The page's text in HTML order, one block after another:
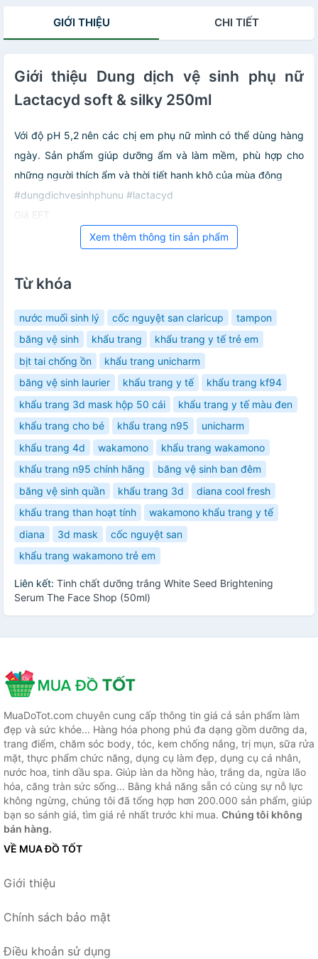
GIỚI THIỆU CHI TIẾT
Giới thiệu Dung dịch vệ sinh phụ nữ
Lactacyd soft & silky 250ml
Với độ pH 5,2 nên các chị em phụ nữ mình có thể dùng hàng
ngày. Sản phẩm giúp dưỡng ẩm và làm mềm, phù hợp cho
những người thích ẩm và thời tiết hanh khô của mùa đông
#dungdichvesinhphunu #lactacyd
Giá EFT
Xem thêm thông tin sản phẩm
Từ khóa
nước muối sinh lý cốc nguyệt san claricup
tampon
băng vệ sinh
khẩu trang
khẩu trang y tế trẻ em
bịt tai chống ồn
khẩu trang unicharm
băng vệ sinh laurier
khẩu trang y tế
khẩu trang kf94
khẩu trang 3d mask hộp 50 cái
khẩu trang y tế màu đen
khẩu trang cho bé
khẩu trang n95
unicharm
khẩu trang 4d
wakamono
khẩu trang wakamono
khẩu trang n95 chính hãng
băng vệ sinh ban đêm
băng vệ sinh quần
khẩu trang 3d
diana cool fresh
khẩu trang than hoạt tính
wakamono khẩu trang y tế
diana
3d mask
cốc nguyệt san
khẩu trang wakamono trẻ em
Liên kết: Tinh chất dưỡng trắng White Seed Brightening
Serum The Face Shop (50ml)
MuaDoTot.com chuyên cung cấp thông tin giá cả sản phẩm làm
đẹp và sức khỏe... Hàng hóa phong phú đa dạng gồm dưỡng da,
trang điểm, chăm sóc body, tóc, kem chống nắng, trị mụn, sữa rửa
mặt, thực phẩm chức năng, dụng cụ làm đẹp, dụng cụ cá nhân,
nước hoa, tinh dầu spa. Giúp làn da hồng hào, trắng da, ngừa lão
hóa, căng tràn sức sống... Bằng khả năng sẵn có cùng sự nỗ lực
không ngừng, chúng tôi đã tổng hợp hơn 200.000 sản phẩm, giúp
bạn so sánh giá, tìm giá rẻ nhất trước khi mua. Chúng tôi không
bán hàng.
VỀ MUA ĐỒ TỐT
Giới thiệu
Chính sách bảo mật
Điều khoản sử dụng